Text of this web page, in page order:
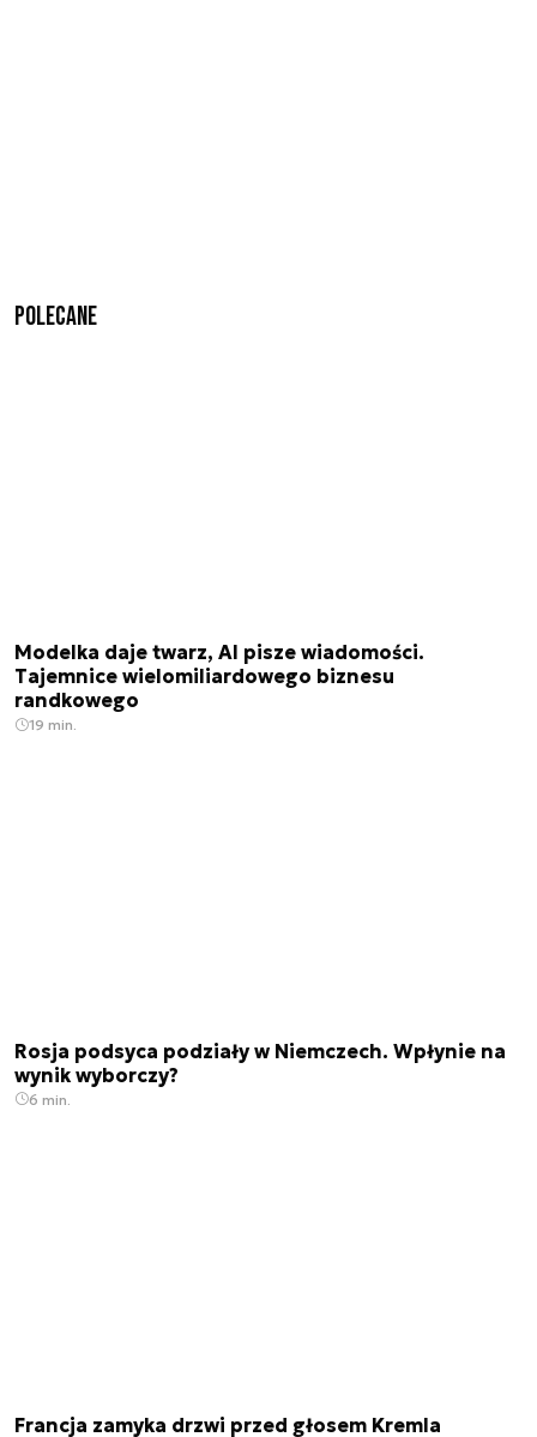
Polecane
Modelka daje twarz, AI pisze wiadomości.
Tajemnice wielomiliardowego biznesu
randkowego
19 min.
Rosja podsyca podziały w Niemczech. Wpłynie na
wynik wyborczy?
6 min.
Francja zamyka drzwi przed głosem Kremla